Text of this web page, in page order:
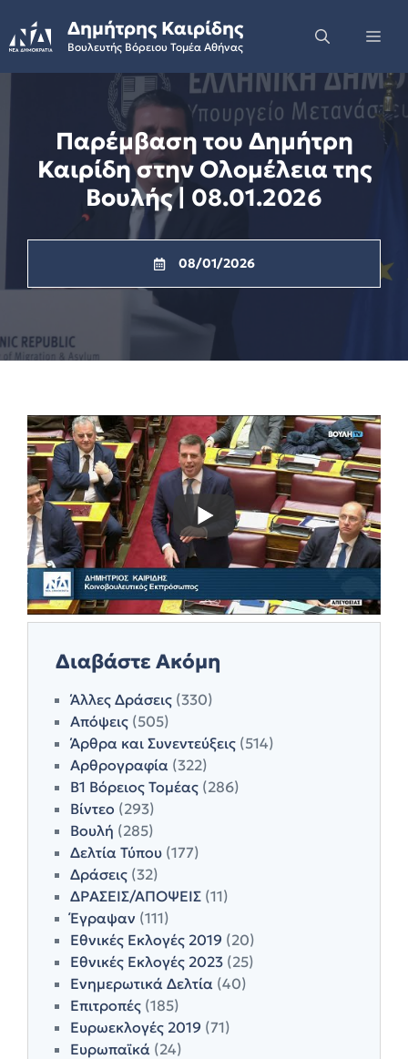
to
content
Δημήτρης Καιρίδης
Βουλευτής Βόρειου Τομέα Αθήνας
Παρέμβαση του Δημήτρη
Καιρίδη στην Ολομέλεια της
Βουλής | 08.01.2026
08/01/2026
Διαβάστε Ακόμη
Άλλες Δράσεις (330)
Απόψεις (505)
Άρθρα και Συνεντεύξεις (514)
Αρθρογραφία (322)
Β1 Βόρειος Τομέας (286)
Βίντεο (293)
Βουλή (285)
Δελτία Τύπου (177)
Δράσεις (32)
ΔΡΑΣΕΙΣ/ΑΠΟΨΕΙΣ (11)
Έγραψαν (111)
Εθνικές Εκλογές 2019 (20)
Εθνικές Εκλογές 2023 (25)
Ενημερωτικά Δελτία (40)
Επιτροπές (185)
Ευρωεκλογές 2019 (71)
Ευρωπαϊκά (24)